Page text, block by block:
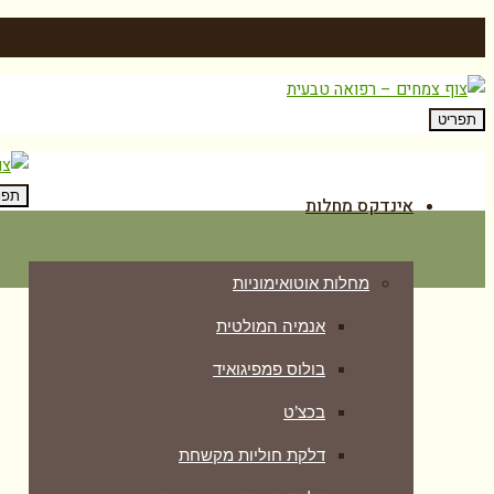
תפריט
אינדקס מחלות
מחלות אוטואימוניות
אנמיה המולטית
בולוס פמפיגואיד
בכצ’ט
דלקת חוליות מקשחת